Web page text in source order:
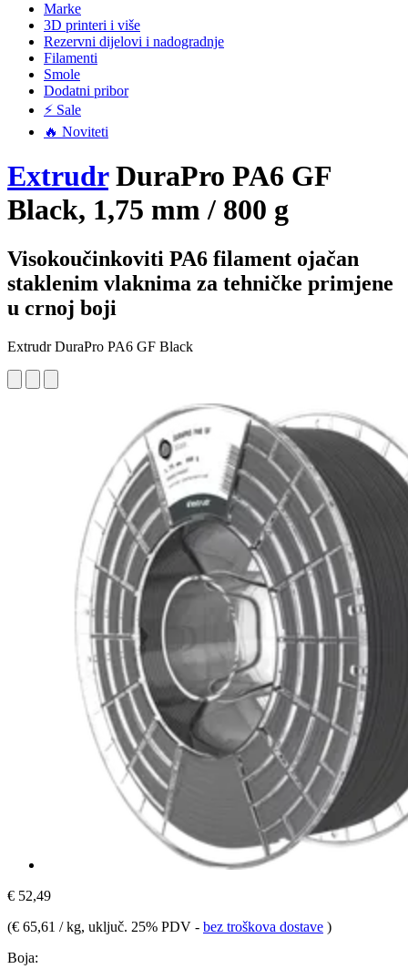
Marke
3D printeri i više
Rezervni dijelovi i nadogradnje
Filamenti
Smole
Dodatni pribor
⚡ Sale
🔥 Noviteti
ExtrudrDuraPro PA6 GF
Black, 1,75 mm / 800 g
Visokoučinkoviti PA6 filament ojačan
staklenim vlaknima za tehničke primjene
u crnoj boji
Extrudr DuraPro PA6 GF Black
€ 52,49
(€ 65,61 / kg, uključ. 25% PDV - bez troškova dostave )
Boja: